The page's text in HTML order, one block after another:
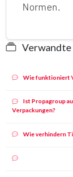
Normen.
Wie funktioniert
Ist Propagroup
Verpackungen?
Wie verhindern